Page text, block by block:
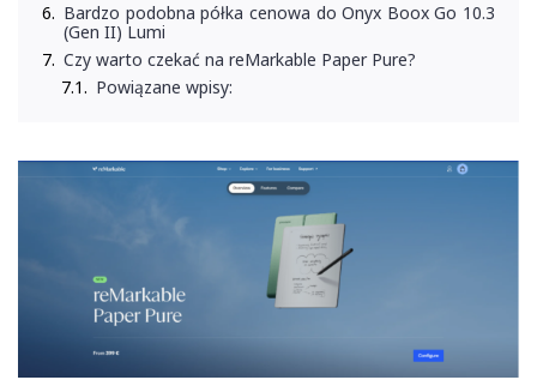
Bardzo podobna półka cenowa do Onyx Boox Go 10.3
(Gen II) Lumi
Czy warto czekać na reMarkable Paper Pure?
Powiązane wpisy: